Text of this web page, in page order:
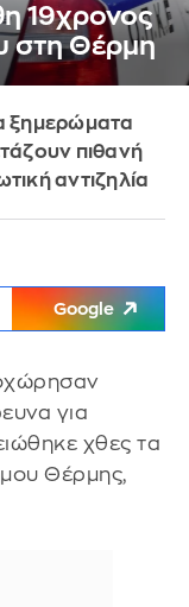
19χρονος
στη Θέρμη
ξημερώματα
πιθανή
αντιζηλία
Google
για
χθες τα
Θέρμης,